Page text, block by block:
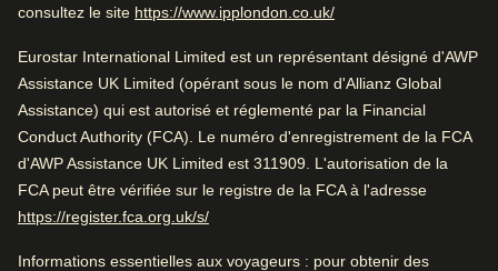
Vérifier la disponibilité et réserver
Trouvez le meilleur hôtel pour votre séjour…
Trouvez une chambre
Professionnel– 1%
Noté 4.5/5 basé sur les commentaires de tous
les voyageurs
Excellent pour un voyage entre amis. Proche des
transports en commun et de la gare. Atmosphère
consultez le site https://www.ipplondon.co.uk/(
Eurostar International Limited est un représentant désigné d'AWP
Assistance UK Limited (opérant sous le nom d'Allianz Global
Assistance) qui est autorisé et réglementé par la Financial
Conduct Authority (FCA). Le numéro d'enregistrement de la FCA
d'AWP Assistance UK Limited est 311909. L'autorisation de la
FCA peut être vérifiée sur le registre de la FCA à l'adresse
https://register.fca.org.uk/s/(
Informations essentielles aux voyageurs : pour obtenir des